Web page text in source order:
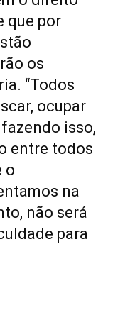
que por
os
“Todos
ocupar
isso,
entre todos
o
na
não será
para